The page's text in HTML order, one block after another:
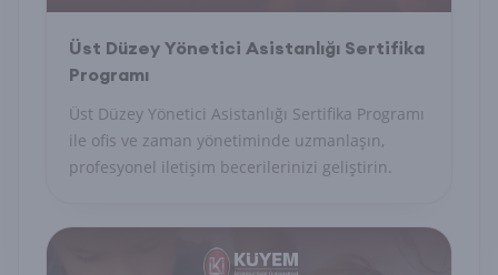
Üst Düzey Yönetici Asistanlığı Sertifika
Programı
Üst Düzey Yönetici Asistanlığı Sertifika Programı
ile ofis ve zaman yönetiminde uzmanlaşın,
profesyonel iletişim becerilerinizi geliştirin.